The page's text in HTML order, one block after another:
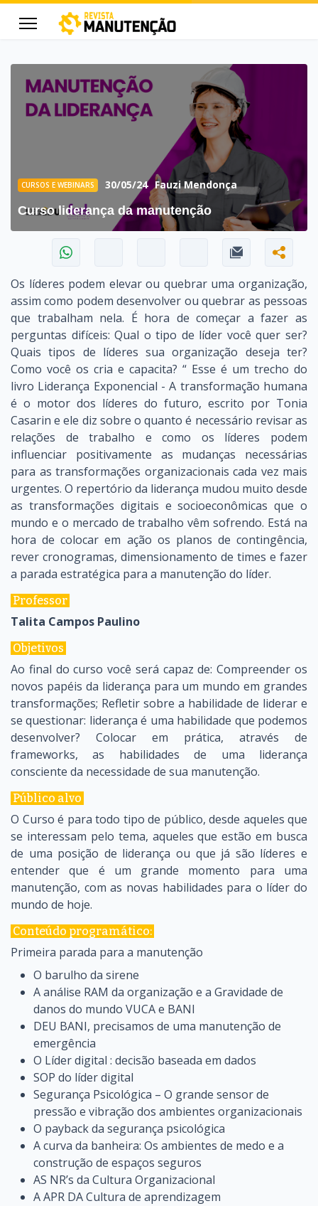
CURSOS E WEBINARS 30/05/24 Fauzi Mendonça
Curso liderança da manutenção
Os líderes podem elevar ou quebrar uma organização,
assim como podem desenvolver ou quebrar as pessoas
que trabalham nela. É hora de começar a fazer as
perguntas difíceis: Qual o tipo de líder você quer ser?
Quais tipos de líderes sua organização deseja ter?
Como você os cria e capacita? “ Esse é um trecho do
livro Liderança Exponencial - A transformação humana
é o motor dos líderes do futuro, escrito por Tonia
Casarin e ele diz sobre o quanto é necessário revisar as
relações de trabalho e como os líderes podem
influenciar positivamente as mudanças necessárias
para as transformações organizacionais cada vez mais
urgentes. O repertório da liderança mudou muito desde
as transformações digitais e socioeconômicas que o
mundo e o mercado de trabalho vêm sofrendo. Está na
hora de colocar em ação os planos de contingência,
rever cronogramas, dimensionamento de times e fazer
a parada estratégica para a manutenção do líder.
Professor
Talita Campos Paulino
Objetivos
Ao final do curso você será capaz de: Compreender os
novos papéis da liderança para um mundo em grandes
transformações; Refletir sobre a habilidade de liderar e
se questionar: liderança é uma habilidade que podemos
desenvolver? Colocar em prática, através de
frameworks, as habilidades de uma liderança
consciente da necessidade de sua manutenção.
Público alvo
O Curso é para todo tipo de público, desde aqueles que
se interessam pelo tema, aqueles que estão em busca
de uma posição de liderança ou que já são líderes e
entender que é um grande momento para uma
manutenção, com as novas habilidades para o líder do
mundo de hoje.
Conteúdo programático:
Primeira parada para a manutenção
O barulho da sirene
A análise RAM da organização e a Gravidade de
danos do mundo VUCA e BANI
DEU BANI, precisamos de uma manutenção de
emergência
O Líder digital : decisão baseada em dados
SOP do líder digital
Segurança Psicológica – O grande sensor de
pressão e vibração dos ambientes organizacionais
O payback da segurança psicológica
A curva da banheira: Os ambientes de medo e a
construção de espaços seguros
AS NR’s da Cultura Organizacional
A APR DA Cultura de aprendizagem
for results.